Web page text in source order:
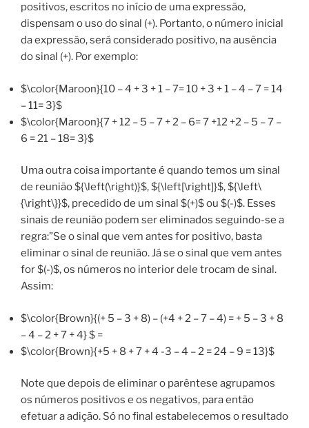
positivos, escritos no início de uma expressão,
dispensam o uso do sinal (+). Portanto, o número inicial
da expressão, será considerado positivo, na ausência
do sinal (+). Por exemplo:
$\color{Maroon}{10 – 4 + 3 + 1 – 7= 10 + 3 + 1 – 4 – 7 = 14
– 11= 3}$
$\color{Maroon}{7 + 12 – 5 – 7 + 2 – 6= 7 +12 +2 – 5 – 7 –
6 = 21 – 18= 3}$
Uma outra coisa importante é quando temos um sinal
de reunião ${\left(\right)}$, ${\left[\right]}$, ${\left\
{\right\}}$, precedido de um sinal $(+)$ ou $(-)$. Esses
sinais de reunião podem ser eliminados seguindo-se a
regra:”Se o sinal que vem antes for positivo, basta
eliminar o sinal de reunião. Já se o sinal que vem antes
for $(-)$, os números no interior dele trocam de sinal.
Assim:
$\color{Brown}{(+ 5 – 3 + 8) – (+4 + 2 – 7 – 4) = + 5 – 3 + 8
– 4 – 2 + 7 + 4} $ =
$\color{Brown}{+5 + 8 + 7 + 4 -3 – 4 – 2 = 24 – 9 = 13}$
Note que depois de eliminar o parêntese agrupamos
os números positivos e os negativos, para então
efetuar a adição. Só no final estabelecemos o resultado